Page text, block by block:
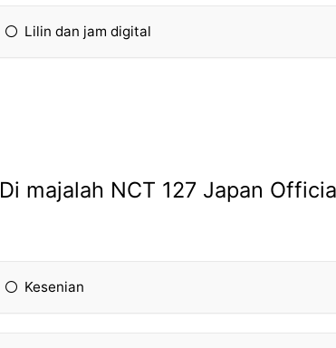
Lilin dan jam digital
Di majalah NCT 127 Japan
Kesenian